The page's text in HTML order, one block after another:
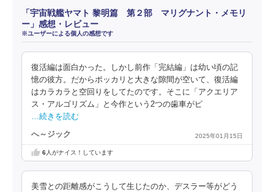
「宇宙戦艦ヤマト 黎明篇 第２部 マリグナント・メモリ
ー」感想・レビュー
※ユーザーによる個人の感想です
復活編は面白かった。しかし前作「完結編」は幼い頃の記
憶の彼方。だからポッカリと大きな隙間が空いて、復活編
はカラカラと空回りをしてたのです。そこに「アクエリア
ス・アルゴリズム」と今作という2つの歯車がピ
…続きを読む
へ～ジック 2025年01月15日
6人がナイス！しています
美雪との距離感がこうして生じたのか、デスラー等がどう